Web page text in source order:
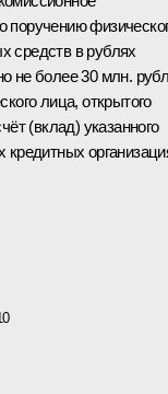
поручению
средств в рублях
не более 30 млн.
лица, открытого
(вклад) указанного
кредитных